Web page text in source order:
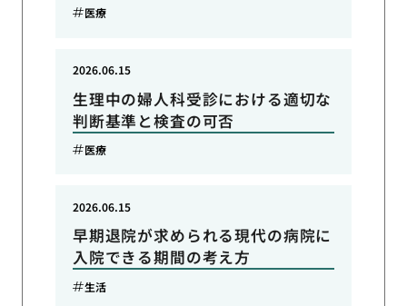
医療
生理中の婦人科受診における適切な
判断基準と検査の可否
2026.06.15
医療
早期退院が求められる現代の病院に
入院できる期間の考え方
2026.06.15
生活